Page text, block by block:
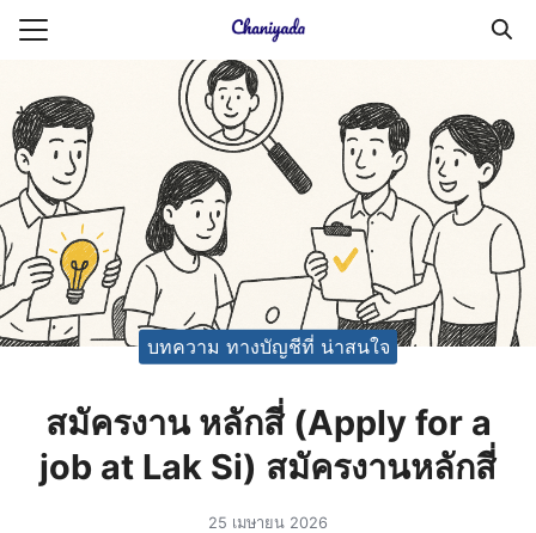
Skip
ยความเป็นส่วนตัว
ญชี (Accounting service)
ญชี (Accounting
for:
บทความ ทางบัญชีที่ น่าสนใจ
สมัครงาน หลักสี่ (Apply for a
job at Lak Si) สมัครงานหลักสี่
25 เมษายน 2026